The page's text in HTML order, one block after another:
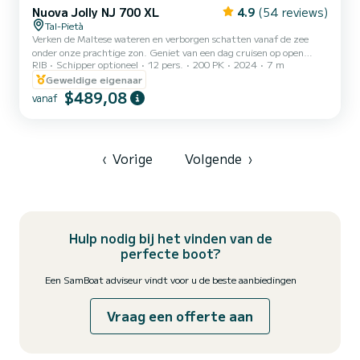
Nuova Jolly NJ 700 XL 4.9 (54 reviews)
Tal-Pietà
Verken de Maltese wateren en verborgen schatten vanaf de zee
onder onze prachtige zon. Geniet van een dag cruisen op open
water en ervaar het mooie weer van Malta voor maximaal 12
gasten. Kenmerken: Bimini (Luifel) Tafel Elektrisch anker VHF Vaste
koelbox (Ijsvlokken / ijsblokjes moeten vooraf worden geboekt tegen
extra kosten) Ligweide USB-oplaadpoorten x3 12V-stopcontact
RIB Schipper optioneel 12 pers. 200 PK 2024
7 m
Geweldige eigenaar
vanaf $489,08
‹ Vorige Volgende ›
Hulp nodig bij het vinden van de
perfecte boot?
Een SamBoat adviseur vindt voor u de beste aanbiedingen
Vraag een offerte aan